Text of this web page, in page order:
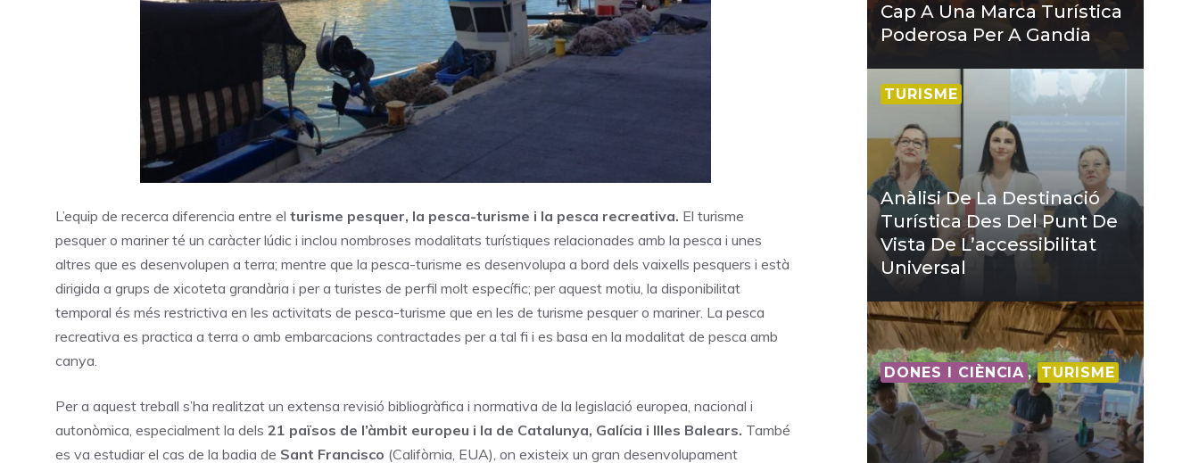
L’equip de recerca diferencia entre el turisme pesquer, la pesca-turisme i la pesca recreativa. El turisme
pesquer o mariner té un caràcter lúdic i inclou nombroses modalitats turístiques relacionades amb la pesca i unes
altres que es desenvolupen a terra; mentre que la pesca-turisme es desenvolupa a bord dels vaixells pesquers i està
dirigida a grups de xicoteta grandària i per a turistes de perfil molt específic; per aquest motiu, la disponibilitat
temporal és més restrictiva en les activitats de pesca-turisme que en les de turisme pesquer o mariner. La pesca
recreativa es practica a terra o amb embarcacions contractades per a tal fi i es basa en la modalitat de pesca amb
canya.
Per a aquest treball s’ha realitzat un extensa revisió bibliogràfica i normativa de la legislació europea, nacional i
autonòmica, especialment la dels 21 països de l’àmbit europeu i la de Catalunya, Galícia i Illes Balears. També
es va estudiar el cas de la badia de Sant Francisco (Califòrnia, EUA), on existeix un gran desenvolupament
Cap A Una Marca Turística
Poderosa Per A Gandia
TURISME
Anàlisi De La Destinació
Turística Des Del Punt De
Vista De L’accessibilitat
Universal
DONES I CIÈNCIA , TURISME